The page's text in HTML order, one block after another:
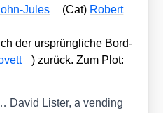
Jules (Cat) Robert
der ursprüng­li­che Bord­
) zurück. Zum Plot:
David Lis­ter, a ven­ding